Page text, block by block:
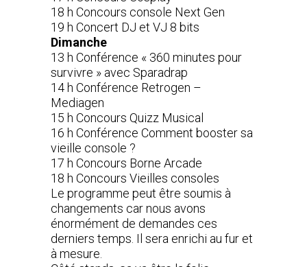
18 h Concours console Next Gen
19 h Concert DJ et VJ 8 bits
Dimanche
13 h Conférence « 360 minutes pour
survivre » avec Sparadrap
14 h Conférence Retrogen –
Mediagen
15 h Concours Quizz Musical
16 h Conférence Comment booster sa
vieille console ?
17 h Concours Borne Arcade
18 h Concours Vieilles consoles
Le programme peut être soumis à
changements car nous avons
énormément de demandes ces
derniers temps. Il sera enrichi au fur et
à mesure.